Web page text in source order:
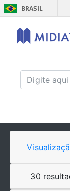
BRASIL
30